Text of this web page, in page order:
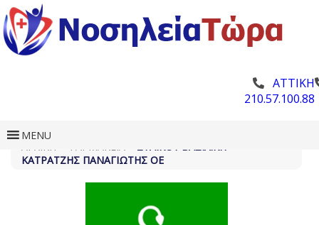
ΑΤΤΙΚΗ
210.57.100.88
MENU
ΚΑΤΡΑΤΖΉΣ ΠΑΝΑΓΙΏΤΗΣ ΟΕ